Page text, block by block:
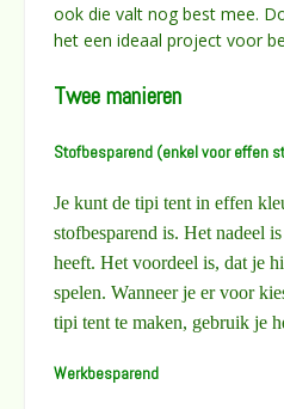
ook die valt nog best mee.
het een ideaal project voor
Twee manieren
Stofbesparend (enkel voor effen
Je kunt de tipi tent in effen
stofbesparend is. Het nadeel
heeft. Het voordeel is, dat je
spelen. Wanneer je er voor
tipi tent te maken, gebruik je
Werkbesparend